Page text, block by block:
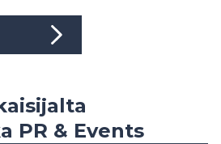
PR & Events